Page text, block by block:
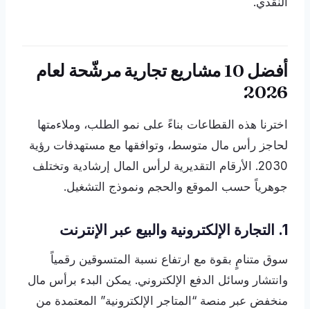
أفضل 10 مشاريع تجارية مرشّحة لعام
2026
اخترنا هذه القطاعات بناءً على نمو الطلب، وملاءمتها
لحاجز رأس مال متوسط، وتوافقها مع مستهدفات رؤية
2030. الأرقام التقديرية لرأس المال إرشادية وتختلف
جوهرياً حسب الموقع والحجم ونموذج التشغيل.
1. التجارة الإلكترونية والبيع عبر الإنترنت
سوق متنامٍ بقوة مع ارتفاع نسبة المتسوقين رقمياً
وانتشار وسائل الدفع الإلكتروني. يمكن البدء برأس مال
منخفض عبر منصة “المتاجر الإلكترونية” المعتمدة من